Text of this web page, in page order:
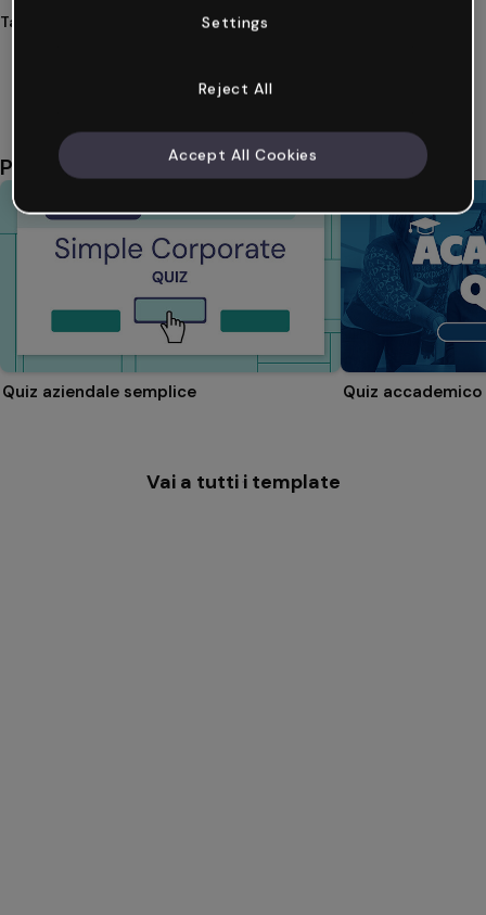
Tags
Potrebbe piacerti anche
Quiz aziendale semplice Quiz accademico
Vai a tutti i template
Settings
Reject All
Accept All Cookies